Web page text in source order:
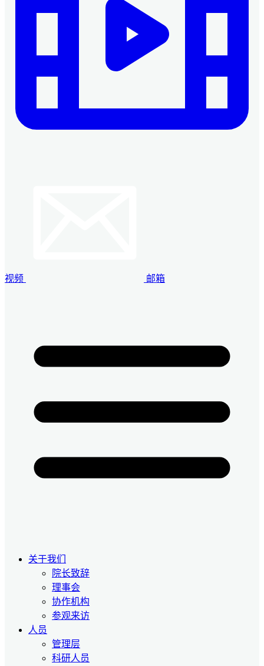
视频 邮箱
关于我们
院长致辞
理事会
协作机构
参观来访
人员
管理层
科研人员